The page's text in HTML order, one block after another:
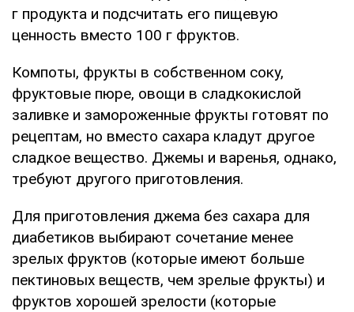
г продукта и подсчитать его пищевую
ценность вместо 100 г фруктов.
Компоты, фрукты в собственном соку,
фруктовые пюре, овощи в сладкокислой
заливке и замороженные фрукты готовят по
рецептам, но вместо сахара кладут другое
сладкое вещество. Джемы и варенья, однако,
требуют другого приготовления.
Для приготовления джема без сахара для
диабетиков выбирают сочетание менее
зрелых фруктов (которые имеют больше
пектиновых веществ, чем зрелые фрукты) и
фруктов хорошей зрелости (которые